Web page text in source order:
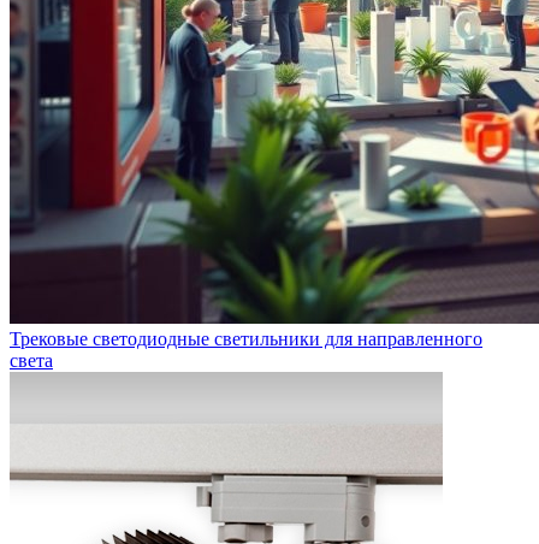
Трековые светодиодные светильники для направленного
света